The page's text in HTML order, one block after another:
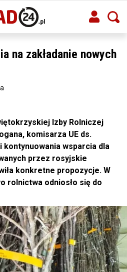
na zakładanie nowych
Izby Rolniczej
komisarza UE ds.
wsparcia dla
przez rosyjskie
konkretne propozycje. W
rolnictwa odniosło się do